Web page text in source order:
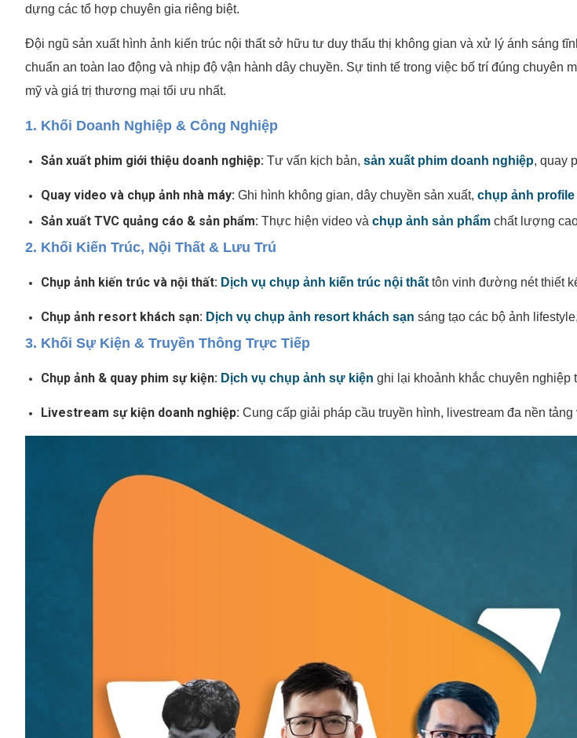
dựng các tổ hợp chuyên gia riêng biệt.
Đội ngũ sản xuất hình ảnh kiến trúc nội thất sở hữu tư duy thấu thị không gian và xử lý ánh sáng
chuẩn an toàn lao động và nhịp độ vận hành dây chuyền. Sự tinh tế trong việc bố trí đúng
mỹ và giá trị thương mại tối ưu nhất.
1. Khối Doanh Nghiệp & Công Nghiệp
Sản xuất phim giới thiệu doanh nghiệp: Tư vấn kịch bản, sản xuất phim doanh nghiệp, quay
Quay video và chụp ảnh nhà máy: Ghi hình không gian, dây chuyền sản xuất, chụp ảnh
Sản xuất TVC quảng cáo & sản phẩm: Thực hiện video và chụp ảnh sản phẩm chất lượng
2. Khối Kiến Trúc, Nội Thất & Lưu Trú
Chụp ảnh kiến trúc và nội thất: Dịch vụ chụp ảnh kiến trúc nội thất tôn vinh đường nét thiết
Chụp ảnh resort khách sạn: Dịch vụ chụp ảnh resort khách sạn sáng tạo các bộ ảnh
3. Khối Sự Kiện & Truyền Thông Trực Tiếp
Chụp ảnh & quay phim sự kiện: Dịch vụ chụp ảnh sự kiện ghi lại khoảnh khắc chuyên nghiệp
Livestream sự kiện doanh nghiệp: Cung cấp giải pháp cầu truyền hình, livestream đa nền